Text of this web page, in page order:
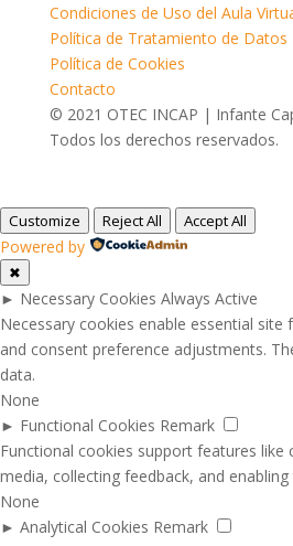
Condiciones de Uso del Aula
Política de Tratamiento de Datos
Política de Cookies
Contacto
© 2021 OTEC INCAP | Infante
Todos los derechos reservados.
Customize Reject All Accept All
Powered by
✖
► Necessary Cookies Always Active
Necessary cookies enable essential site
and consent preference adjustments.
data.
None
► Functional Cookies Remark
Functional cookies support features like
media, collecting feedback, and
None
► Analytical Cookies Remark